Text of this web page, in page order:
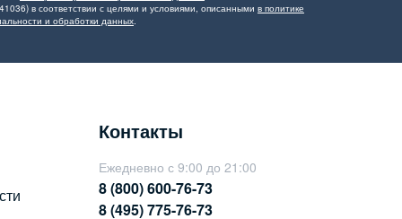
в соответствии с целями и условиями, описанными в политике
и обработки данных.
Контакты
Ежедневно с 9:00 до 21:00
8 (800) 600-76-73
8 (495) 775-76-73